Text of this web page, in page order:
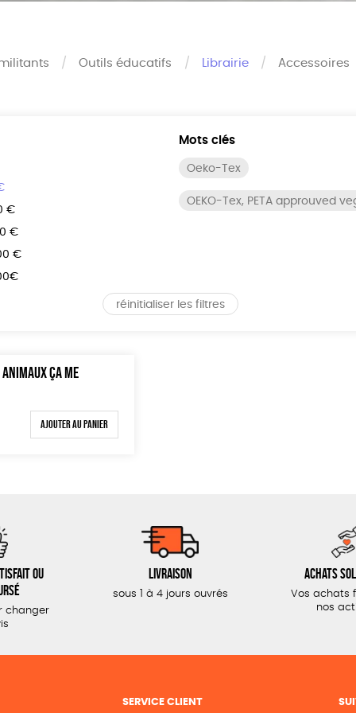
Outils éducatifs Librairie Accessoires
€
€
€
Mots clés
Oeko-Tex
OEKO-Tex, PETA approuved
réinitialiser les filtres
ANIMAUX ÇA ME
Ajouter au panier
ou
changer
Livraison
sous 1 à 4 jours ouvrés
Achats
Vos achats
nos
SERVICE CLIENT